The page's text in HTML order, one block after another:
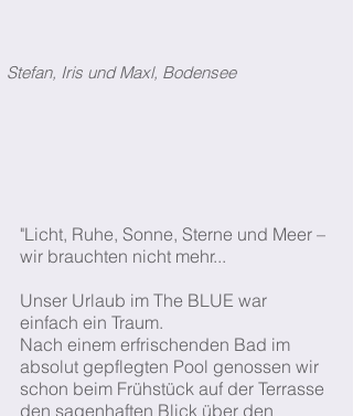
Stefan, Iris und Maxl, Bodensee
"Licht, Ruhe, Sonne, Sterne und Meer –
wir brauchten nicht mehr...
Unser Urlaub im The BLUE war
einfach ein Traum.
Nach einem erfrischenden Bad im
absolut gepflegten Pool genossen wir
schon beim Frühstück auf der Terrasse
den sagenhaften Blick über den